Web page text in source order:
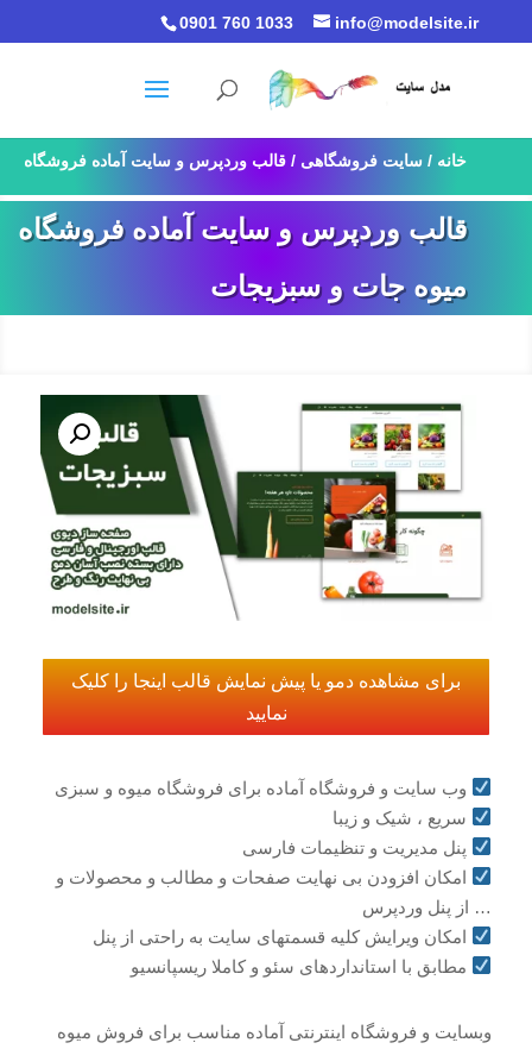
0901 760 1033 info@modelsite.ir
خانه / سایت فروشگاهی / قالب وردپرس و سایت آماده فروشگاه
قالب وردپرس و سایت آماده فروشگاه
میوه جات و سبزیجات
برای مشاهده دمو یا پیش نمایش قالب اینجا را کلیک
نمایید
وب سایت و فروشگاه آماده برای فروشگاه میوه و سبزی
سریع ، شیک و زیبا
پنل مدیریت و تنظیمات فارسی
امکان افزودن بی نهایت صفحات و مطالب و محصولات و
… از پنل وردپرس
امکان ویرایش کلیه قسمتهای سایت به راحتی از پنل
مطابق با استانداردهای سئو و کاملا ریسپانسیو
وبسایت و فروشگاه اینترنتی آماده مناسب برای فروش میوه